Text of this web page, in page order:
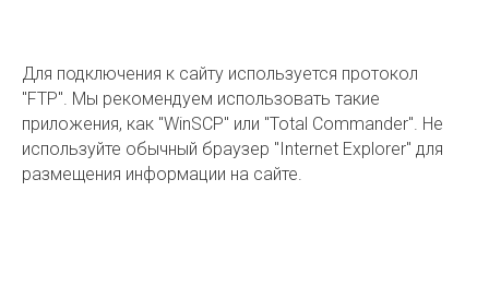
Для подключения к сайту используется протокол
"FTP". Мы рекомендуем использовать такие
приложения, как "WinSCP" или "Total Commander". Не
используйте обычный браузер "Internet Explorer" для
размещения информации на сайте.